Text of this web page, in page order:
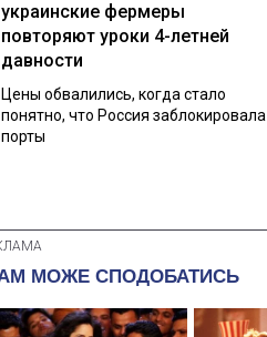
украинские фермеры
повторяют уроки 4-летней
давности
Цены обвалились, когда стало
понятно, что Россия заблокировала
порты